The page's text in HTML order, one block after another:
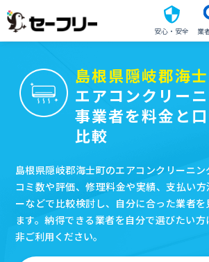
安心・安全 業
島根県隠岐郡海
エアコンクリー
事業者を料金と
比較
島根県隠岐郡海士町のエアコンクリーニ
コミ数や評価、修理料金や実績、支払い
ーなどで比較検討し、自分に合った業者
ます。納得できる業者を自分で選びたい
非ご利用ください。